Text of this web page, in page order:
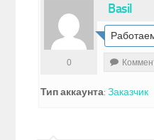
Basil
0
Тип аккаунта: Заказчик